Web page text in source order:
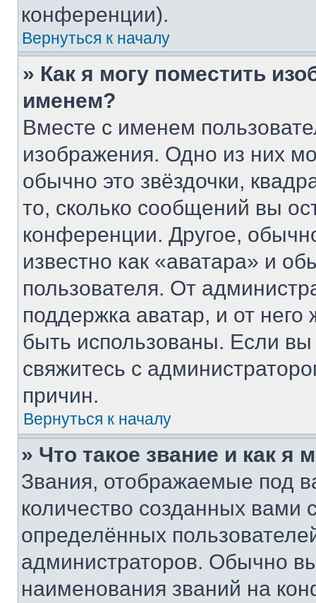
конференции).
Вернуться к началу
» Как я могу поместить
именем?
Вместе с именем
изображения. Одно из них
обычно это звёздочки,
то, сколько сообщений вы
конференции. Другое,
известно как «аватара» и
пользователя. От
поддержка аватар, и от него
быть использованы. Если
свяжитесь с
причин.
Вернуться к началу
» Что такое звание и как я
Звания, отображаемые под
количество созданных
определённых
администраторов. Обычно
наименования званий на